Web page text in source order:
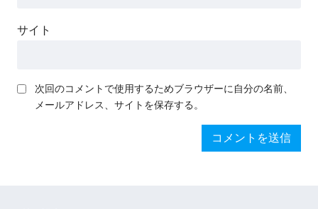
サイト
次回のコメントで使用するためブラウザーに自分の名前、
メールアドレス、サイトを保存する。